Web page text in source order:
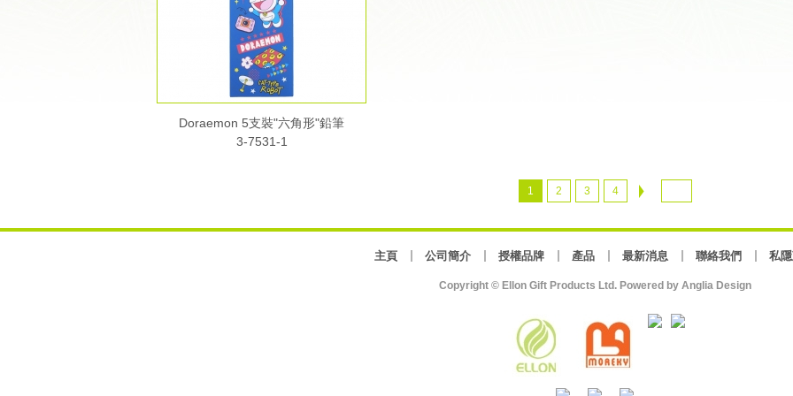
Doraemon 5支裝"六角形"鉛筆
3-7531-1
1 2 3 4
主頁 公司簡介 授權品牌 產品 最新消息 聯絡我們 私
Copyright © Ellon Gift Products Ltd. Powered by Anglia Design